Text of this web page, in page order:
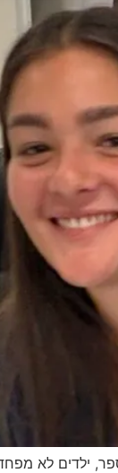
ילדים לא